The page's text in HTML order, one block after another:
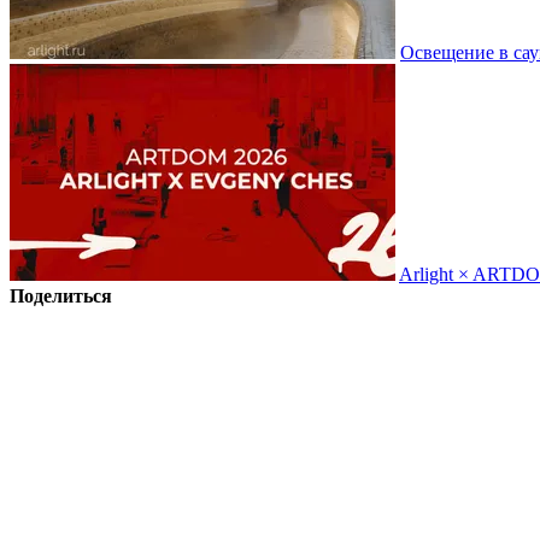
Освещение в
Arlight ×
Поделиться